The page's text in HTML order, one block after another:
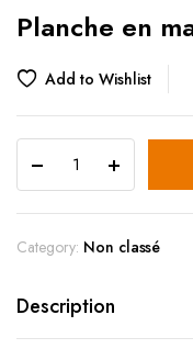
Planche en
Add to Wishlist
Category: Non classé
Description